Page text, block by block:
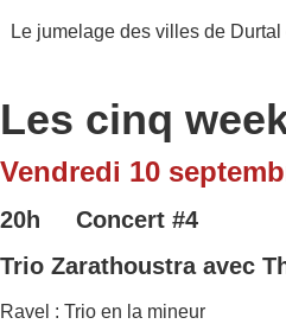
Le jumelage des villes de
Les cinq
Vendredi 10
20h Concert #4
Trio Zarathoustra avec
Ravel : Trio en la mineur